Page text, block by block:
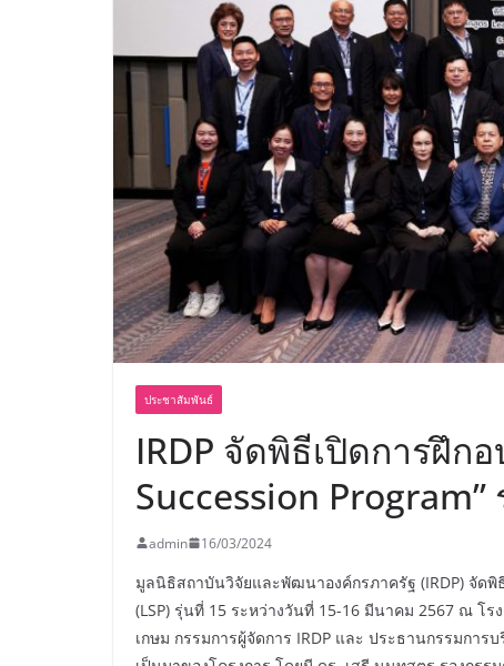
ประชาสัมพันธ์
IRDP จัดพิธีเปิดการฝึก
Succession Program”
admin 16/03/2024
มูลนิธิสถาบันวิจัยและพัฒนาองค์กรภาครัฐ (IRDP) จัดพิ
(LSP) รุ่นที่ 15 ระหว่างวันที่ 15-16 มีนาคม 2567 ณ โ
เกษม กรรมการผู้จัดการ IRDP และ ประธานกรรมกา